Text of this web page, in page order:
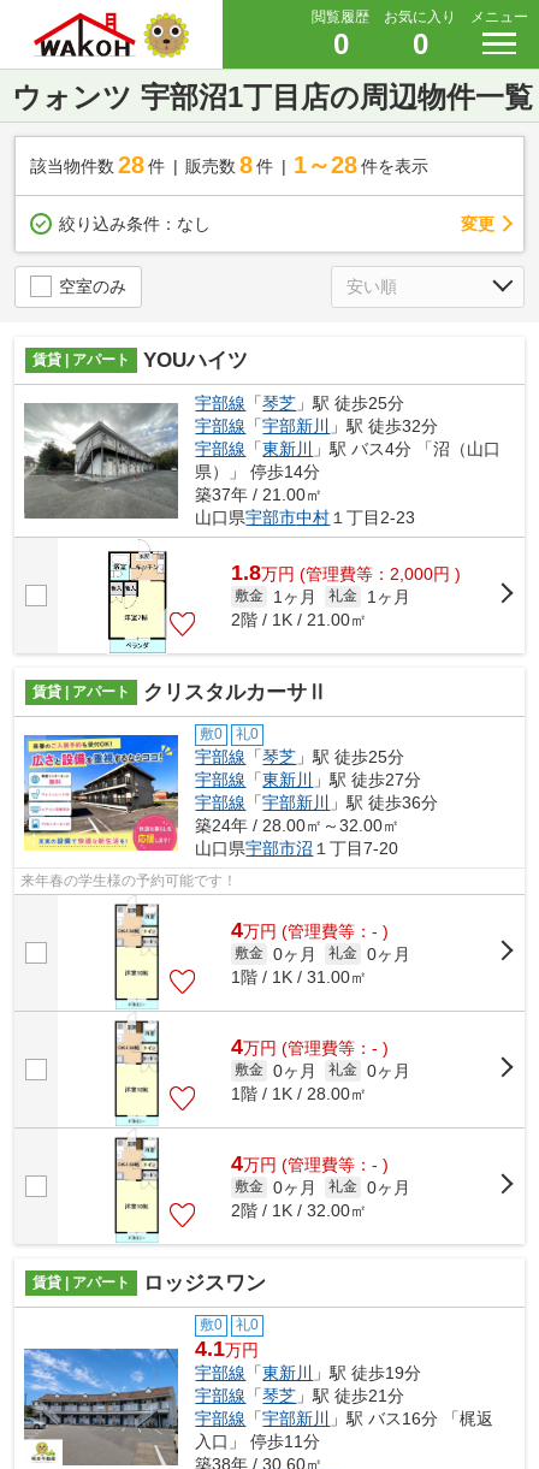
閲覧履歴
0
お気に入り
0
メニュー
ウォンツ 宇部沼1丁目店の周辺物件一覧
該当物件数 28件 販売数 8 件 1～28 件を表示
絞り込み条件： なし 変更
空室のみ
賃貸 | アパート YOUハイツ
宇部線 「琴芝 」駅 徒歩25分
宇部線 「宇部新川
」駅 徒歩32分
宇部線 「東新川
」駅 バス4分 「沼（山口
県）」 停歩14分
築37年 / 21.00㎡
山口県宇部市中村１丁目2-23
1.8万円 (管理費等：2,000円 )
敷金 1ヶ月 礼金
1ヶ月
2階 / 1K / 21.00㎡
賃貸 | アパート クリスタルカーサⅡ
敷0 礼0
宇部線 「琴芝 」駅 徒歩25分
宇部線 「東新川
」駅 徒歩27分
宇部線 「宇部新川
」駅 徒歩36分
築24年 / 28.00㎡～32.00㎡
山口県宇部市沼 １丁目7-20
来年春の学生様の予約可能です！
4万円 (管理費等：- )
敷金 0ヶ月 礼金 0ヶ月
1階 / 1K / 31.00㎡
4万円 (管理費等：- )
敷金 0ヶ月 礼金 0ヶ月
1階 / 1K / 28.00㎡
4万円 (管理費等：- )
敷金 0ヶ月 礼金 0ヶ月
2階 / 1K / 32.00㎡
賃貸 | アパート ロッジスワン
敷0 礼0
4.1万円
宇部線 「東新川
」駅 徒歩19分
宇部線 「琴芝 」駅 徒歩21分
宇部線 「宇部新川
」駅 バス16分 「梶返
入口」 停歩11分
築38年 / 30.60㎡